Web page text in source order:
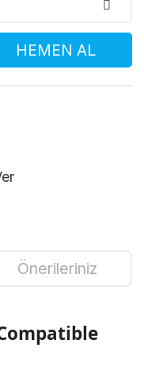
HEMEN AL
Önerileriniz